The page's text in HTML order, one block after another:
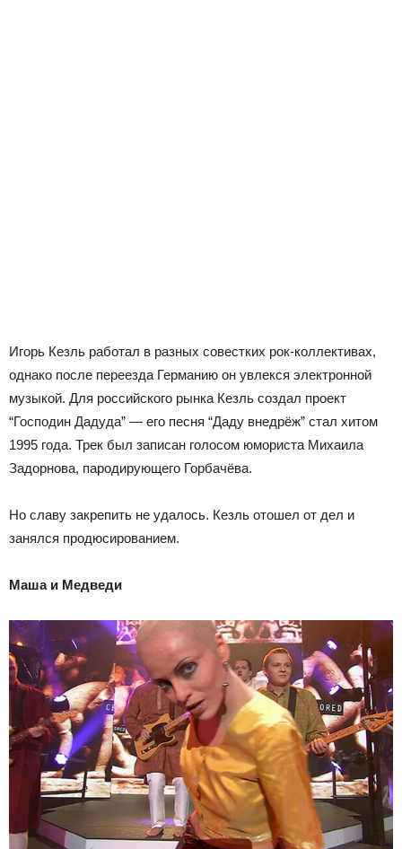
Игорь Кезль работал в разных совестких рок-коллективах,
однако после переезда Германию он увлекся электронной
музыкой. Для российского рынка Кезль создал проект
“Господин Дадуда” — его песня “Даду внедрёж” стал хитом
1995 года. Трек был записан голосом юмориста Михаила
Задорнова, пародирующего Горбачёва.
Но славу закрепить не удалось. Кезль отошел от дел и
занялся продюсированием.
Маша и Медведи